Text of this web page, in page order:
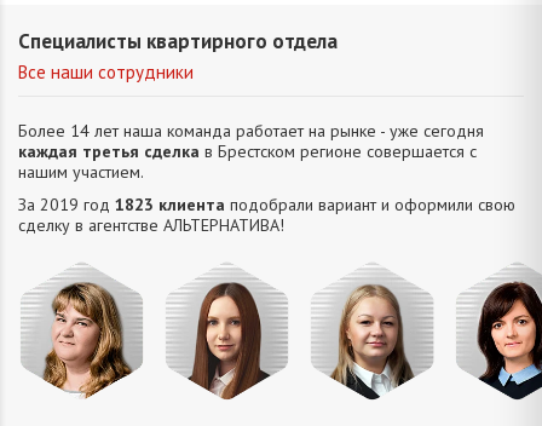
Специалисты квартирного отдела
Все наши сотрудники
Более 14 лет наша команда работает на рынке - уже сегодня
каждая третья сделка в Брестском регионе совершается с
нашим участием.
За 2019 год 1823 клиента подобрали вариант и оформили свою
сделку в агентстве АЛЬТЕРНАТИВA!